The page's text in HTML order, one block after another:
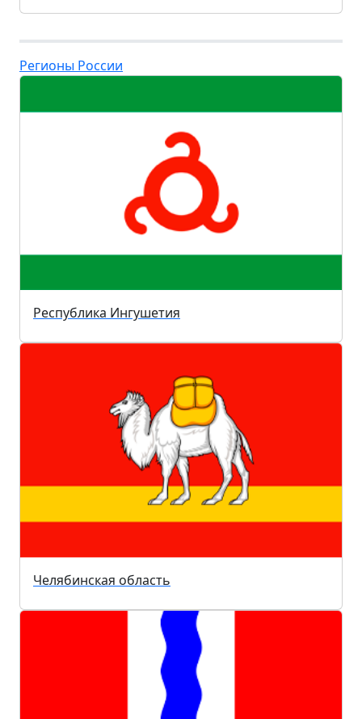
Регионы России
Республика Ингушетия
Челябинская область